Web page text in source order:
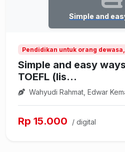
Simple and
Pendidikan untuk orang
Simple and easy
TOEFL (lis...
Wahyudi Rahmat, Edwar
Rp 15.000 / digital